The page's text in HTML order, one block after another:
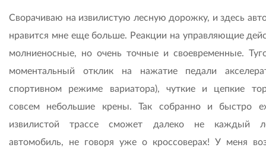
Сворачиваю на извилистую лесную дорожку, и здесь
нравится мне еще больше. Реакции на управляющие
молниеносные, но очень точные и своевременные.
моментальный отклик на нажатие педали
спортивном режиме вариатора), чуткие и цепкие
совсем небольшие крены. Так собранно и быстро
извилистой трассе сможет далеко не каждый
автомобиль, не говоря уже о кроссоверах! У меня